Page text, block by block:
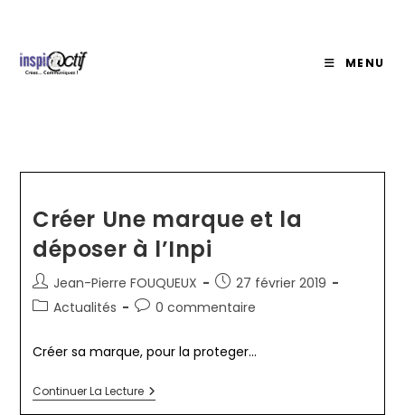
content
MENU
Créer Une marque et la
déposer à l’Inpi
Auteur/autrice
de
Jean-Pierre FOUQUEUX
Publication
publiée :
27 février 2019
PostActualités
Commentaires
publication :
0 commentaire
Créer sa marque, pour la proteger...
Continuer La LectureCréer
Une